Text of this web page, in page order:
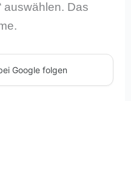
auswählen. Das
Google folgen